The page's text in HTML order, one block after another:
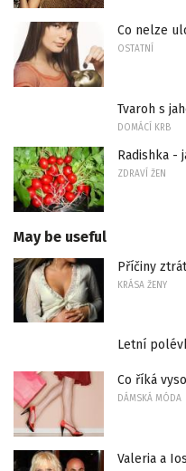
Co nelze
OSTATNÍ
Tvaroh s
DOMÁCÍ KRB
Radishka -
ZDRAVÍ ŽEN
May be useful
Příčiny
KRÁSA ŽENY
Letní
Co říká
DÁMSKÁ MÓDA
Valeria a